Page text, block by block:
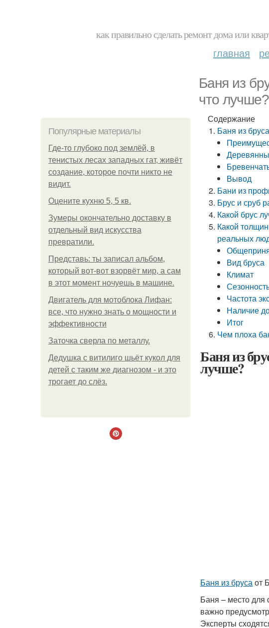
как правильно сделать ремонт дома или
главная
Баня из
что лучше?
Популярные материалы
Где-то глубоко под землёй, в
тенистых лесах западных гат, живёт
создание, которое почти никто не
видит.
Оцените кухню 5, 5 кв.
Зумеры окончательно доставку в
отдельный вид искусства
превратили.
Представь: ты записал альбом,
который вот-вот взорвёт мир, а сам
в этот момент ночуешь в машине.
Двигатель для мотоблока Лифан:
все, что нужно знать о мощности и
эффективности
Заточка сверла по металлу.
Дедушка с витилиго шьёт кукол для
детей с таким же диагнозом - и это
трогает до слёз.
Содержание
Баня из
Вывод
Бани из
Брус и сруб
Какой брус
Какой
реальных
Вид бруса
Климат
Частота
Наличие
Итог
Чем плоха
Баня из
лучше?
Баня из брусаот
Баня – место для
важно
Эксперты